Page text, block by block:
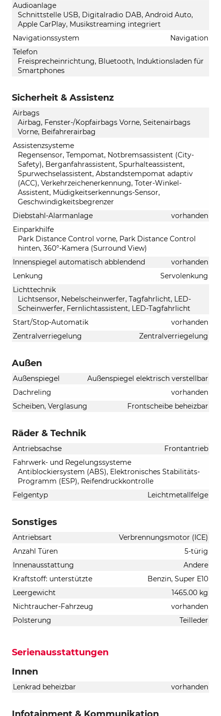
Audioanlage
Schnittstelle USB, Digitalradio DAB, Android Auto,
Apple CarPlay, Musikstreaming integriert
Navigationssystem
Navigation
Telefon
Freisprecheinrichtung, Bluetooth, Induktionsladen für
Smartphones
Sicherheit & Assistenz
Airbags
Airbag, Fenster-/Kopfairbags Vorne, Seitenairbags
Vorne, Beifahrerairbag
Assistenzsysteme
Regensensor, Tempomat, Notbremsassistent (City-
Safety), Berganfahrassistent, Spurhalteassistent,
Spurwechselassistent, Abstandstempomat adaptiv
(ACC), Verkehrzeichenerkennung, Toter-Winkel-
Assistent, Müdigkeitserkennungs-Sensor,
Geschwindigkeitsbegrenzer
Diebstahl-Alarmanlage
vorhanden
Einparkhilfe
Park Distance Control vorne, Park Distance Control
hinten, 360°-Kamera (Surround View)
Innenspiegel automatisch abblendend
vorhanden
Lenkung
Servolenkung
Lichttechnik
Lichtsensor, Nebelscheinwerfer, Tagfahrlicht, LED-
Scheinwerfer, Fernlichtassistent, LED-Tagfahrlicht
Start/Stop-Automatik
vorhanden
Zentralverriegelung
Zentralverriegelung
Außen
Außenspiegel
Außenspiegel elektrisch verstellbar
Dachreling
vorhanden
Scheiben, Verglasung
Frontscheibe beheizbar
Räder & Technik
Antriebsachse
Frontantrieb
Fahrwerk- und Regelungssysteme
Antiblockiersystem (ABS), Elektronisches Stabilitäts-
Programm (ESP), Reifendruckkontrolle
Felgentyp
Leichtmetallfelge
Sonstiges
Antriebsart
Verbrennungsmotor (ICE)
Anzahl Türen
5-türig
Innenausstattung
Andere
Kraftstoff: unterstützte
Benzin, Super E10
Leergewicht
1465.00 kg
Nichtraucher-Fahrzeug
vorhanden
Polsterung
Teilleder
Serienausstattungen
Innen
Lenkrad beheizbar vorhanden
Infotainment & Kommunikation